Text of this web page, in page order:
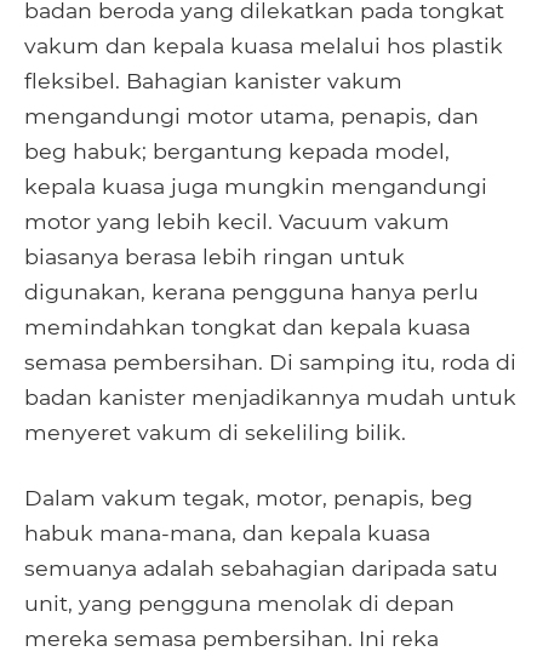
badan beroda yang dilekatkan pada tongkat
vakum dan kepala kuasa melalui hos plastik
fleksibel. Bahagian kanister vakum
mengandungi motor utama, penapis, dan
beg habuk; bergantung kepada model,
kepala kuasa juga mungkin mengandungi
motor yang lebih kecil. Vacuum vakum
biasanya berasa lebih ringan untuk
digunakan, kerana pengguna hanya perlu
memindahkan tongkat dan kepala kuasa
semasa pembersihan. Di samping itu, roda di
badan kanister menjadikannya mudah untuk
menyeret vakum di sekeliling bilik.
Dalam vakum tegak, motor, penapis, beg
habuk mana-mana, dan kepala kuasa
semuanya adalah sebahagian daripada satu
unit, yang pengguna menolak di depan
mereka semasa pembersihan. Ini reka